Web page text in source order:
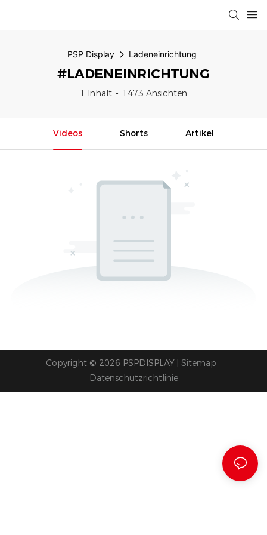
PSP Display Ladeneinrichtung
#LADENEINRICHTUNG
1 Inhalt 1473 Ansichten
Videos Shorts Artikel
Copyright © 2026 PSPDISPLAY |
Sitemap
Datenschutzrichtlinie